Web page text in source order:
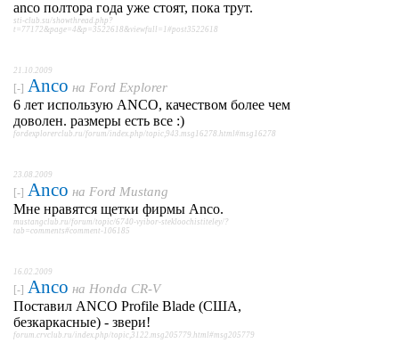
anco полтора года уже стоят, пока трут.
sti-club.su/showthread.php?
t=77172&page=4&p=3522618&viewfull=1#post3522618
21.10.2009
[-] Anco на Ford Explorer
6 лет использую ANCO, качеством более чем
доволен. размеры есть все :)
fordexplorerclub.ru/forum/index.php/topic,943.msg16278.html#msg16278
23.08.2009
[-] Anco на Ford Mustang
Мне нравятся щетки фирмы Anco.
mustangclub.ru/forum/topic/6740-vyibor-stekloochistiteley/?
tab=comments#comment-106185
16.02.2009
[-] Anco на Honda CR-V
Поставил ANCO Profile Blade (США,
безкаркасные) - звери!
forum.crvclub.ru/index.php/topic,3122.msg205779.html#msg205779